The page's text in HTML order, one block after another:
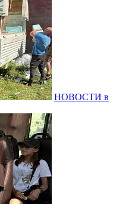
НОВОСТИ в